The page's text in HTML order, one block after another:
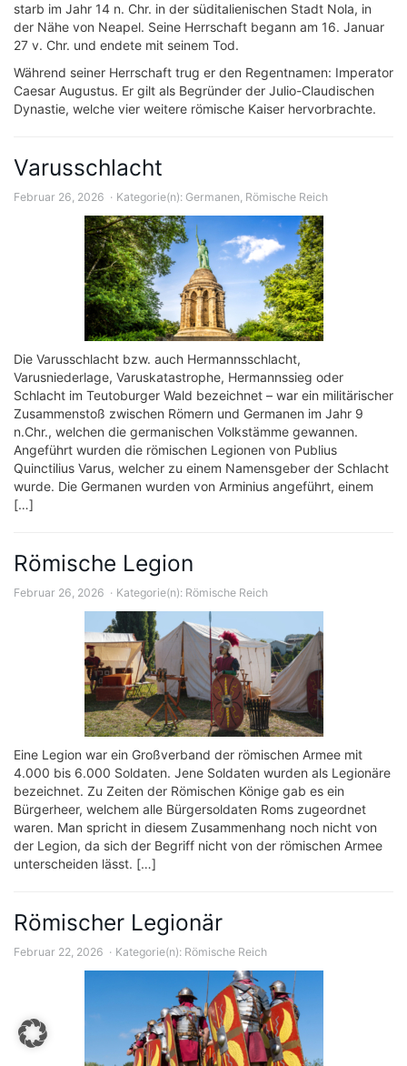
starb im Jahr 14 n. Chr. in der süditalienischen Stadt Nola, in
der Nähe von Neapel. Seine Herrschaft begann am 16. Januar
27 v. Chr. und endete mit seinem Tod.
Während seiner Herrschaft trug er den Regentnamen: Imperator
Caesar Augustus. Er gilt als Begründer der Julio-Claudischen
Dynastie, welche vier weitere römische Kaiser hervorbrachte.
Varusschlacht
Februar 26, 2026 Kategorie(n): Germanen, Römische Reich
Die Varusschlacht bzw. auch Hermannsschlacht,
Varusniederlage, Varuskatastrophe, Hermannssieg oder
Schlacht im Teutoburger Wald bezeichnet – war ein militärischer
Zusammenstoß zwischen Römern und Germanen im Jahr 9
n.Chr., welchen die germanischen Volkstämme gewannen.
Angeführt wurden die römischen Legionen von Publius
Quinctilius Varus, welcher zu einem Namensgeber der Schlacht
wurde. Die Germanen wurden von Arminius angeführt, einem
[…]
Römische Legion
Februar 26, 2026 Kategorie(n): Römische Reich
Eine Legion war ein Großverband der römischen Armee mit
4.000 bis 6.000 Soldaten. Jene Soldaten wurden als Legionäre
bezeichnet. Zu Zeiten der Römischen Könige gab es ein
Bürgerheer, welchem alle Bürgersoldaten Roms zugeordnet
waren. Man spricht in diesem Zusammenhang noch nicht von
der Legion, da sich der Begriff nicht von der römischen Armee
unterscheiden lässt. […]
Römischer Legionär
Februar 22, 2026 Kategorie(n): Römische Reich